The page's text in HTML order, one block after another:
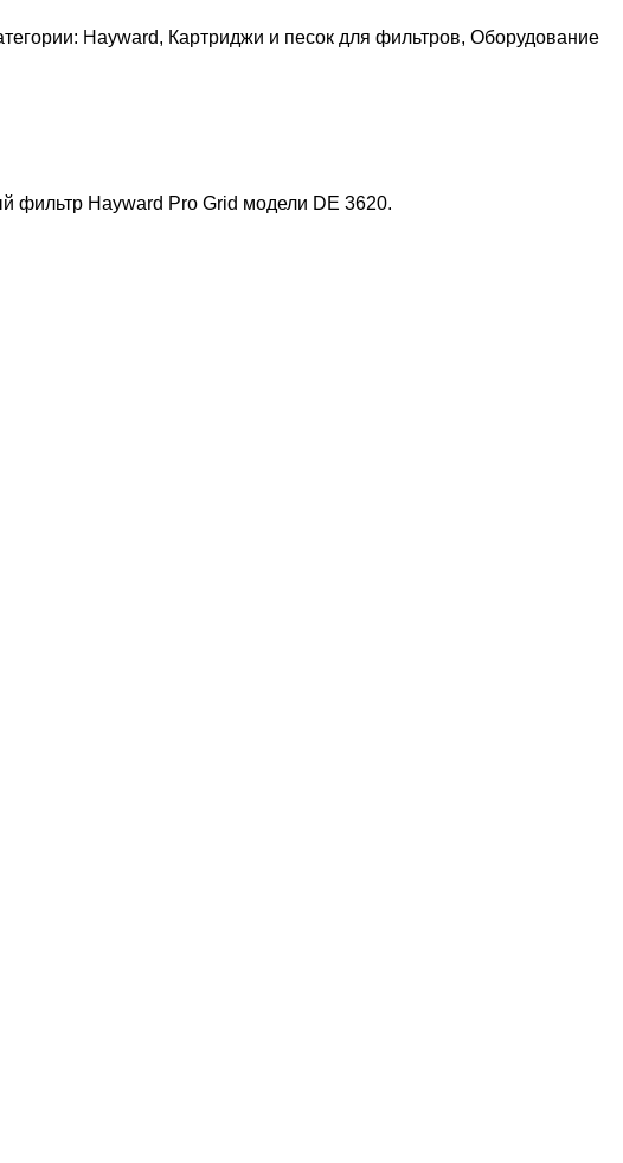
Hayward, Картриджи и песок для фильтров, Оборудование
фильтр Hayward Pro Grid модели DE 3620.